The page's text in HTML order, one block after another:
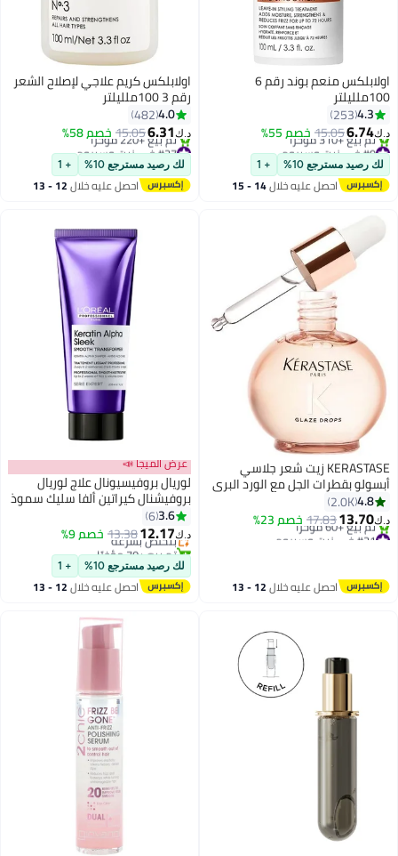
اولابلكس منعم بوند رقم 6
100ملليلتر
4.3
253
د.ك‏6.74
15.05خصم 55%
#9 في زيت وسيروم
بتخلّص بسرعة
تم بيع +310 مؤخرًا
#9 في زيت وسيروم
لك رصيد مسترجع 10% + 1
احصل عليه خلال 14 - 15
اولابلكس كريم علاجي لإصلاح الشعر
رقم 3 100ملليلتر
4.0
482
د.ك‏6.31
15.05خصم 58%
#27 في زيت وسيروم
بتخلّص بسرعة
تم بيع +220 مؤخرًا
#27 في زيت وسيروم
لك رصيد مسترجع 10% + 1
احصل عليه خلال 12 - 13
KERASTASE زيت شعر جلاسي
أبسولو بقطرات الجل مع الورد البري
45 مل4.8
2.0K
د.ك‏13.70
17.83خصم 23%
#21 في زيت وسيروم
أقل سعر في 30 يوم
#21 في زيت وسيروم
احصل عليه خلال 12 - 13
عرض الميجا 📣
لوريال بروفيسيونال علاج لوريال
بروفيشنال كيراتين ألفا سليك سموذ
200 مل3.6
6
د.ك‏12.17
13.38خصم 9%
#28 في زيت وسيروم
أقل سعر في 30 يوم
بتخلّص بسرعة
تم بيع +70 مؤخرًا
#28 في زيت وسيروم
لك رصيد مسترجع 10% + 1
احصل عليه خلال 12 - 13